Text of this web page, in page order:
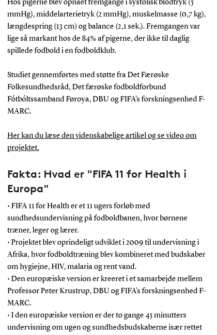
Hos pigerne blev opnået fremgange i systolisk blodtryk (5
mmHg), middelarterietryk (2 mmHg), muskelmasse (0,7 kg),
længdespring (13 cm) og balance (2,1 sek.). Fremgangen var
lige så markant hos de 84% af pigerne, der ikke til daglig
spillede fodbold i en fodboldklub.
Studiet gennemførtes med støtte fra Det Færøske
Folkesundhedsråd, Det færøske fodboldforbund
Fótbóltssamband Føroya, DBU og FIFA’s forskningsenhed F-
MARC.
Her kan du læse den videnskabelige artikel og se video om
projektet.
Fakta: Hvad er "FIFA 11 for Health i
Europa"
• FIFA 11 for Health er et 11 ugers forløb med
sundhedsundervisning på fodboldbanen, hvor børnene
træner, leger og lærer.
• Projektet blev oprindeligt udviklet i 2009 til undervisning i
Afrika, hvor fodboldtræning blev kombineret med budskaber
om hygiejne, HIV, malaria og rent vand.
• Den europæiske version er kreeret i et samarbejde mellem
Professor Peter Krustrup, DBU og FIFA’s forskningsenhed F-
MARC.
• I den europæiske version er der to gange 45 minutters
undervisning om ugen og sundhedsbudskaberne især rettet